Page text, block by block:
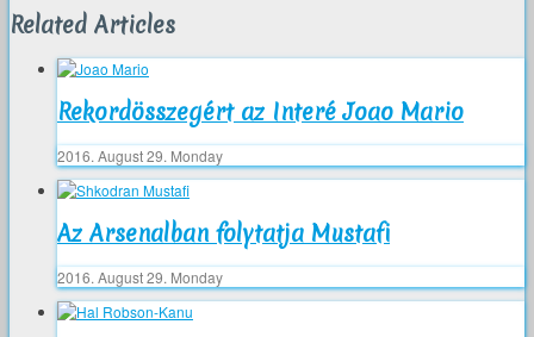
Related Articles
Rekordösszegért az Interé Joao Mario
2016. August 29. Monday
Az Arsenalban folytatja Mustafi
2016. August 29. Monday